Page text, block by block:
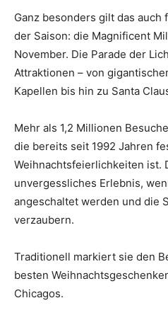
Ganz besonders gilt das
der Saison: die Magnificent
November. Die Parade der
Attraktionen – von
Kapellen bis hin zu Santa
Mehr als 1,2 Millionen
die bereits seit 1992 Jahren
Weihnachtsfeierlichkeiten ist.
unvergessliches Erlebnis,
angeschaltet werden und die
verzaubern.
Traditionell markiert sie den
besten
Chicagos.